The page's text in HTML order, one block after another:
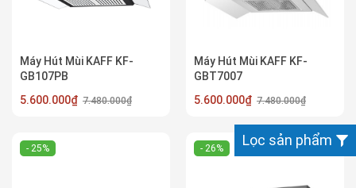
Máy Hút Mùi KAFF KF-
GB107PB
5.600.000₫ 7.480.000₫
Máy Hút Mùi KAFF KF-
GBT7007
5.600.000₫ 7.480.000₫
- 25% - 26% Lọc sản phẩm